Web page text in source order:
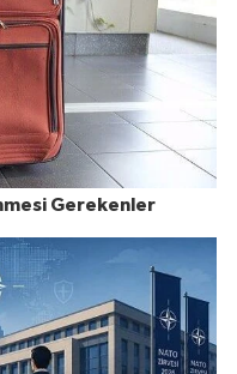
Gerekenler